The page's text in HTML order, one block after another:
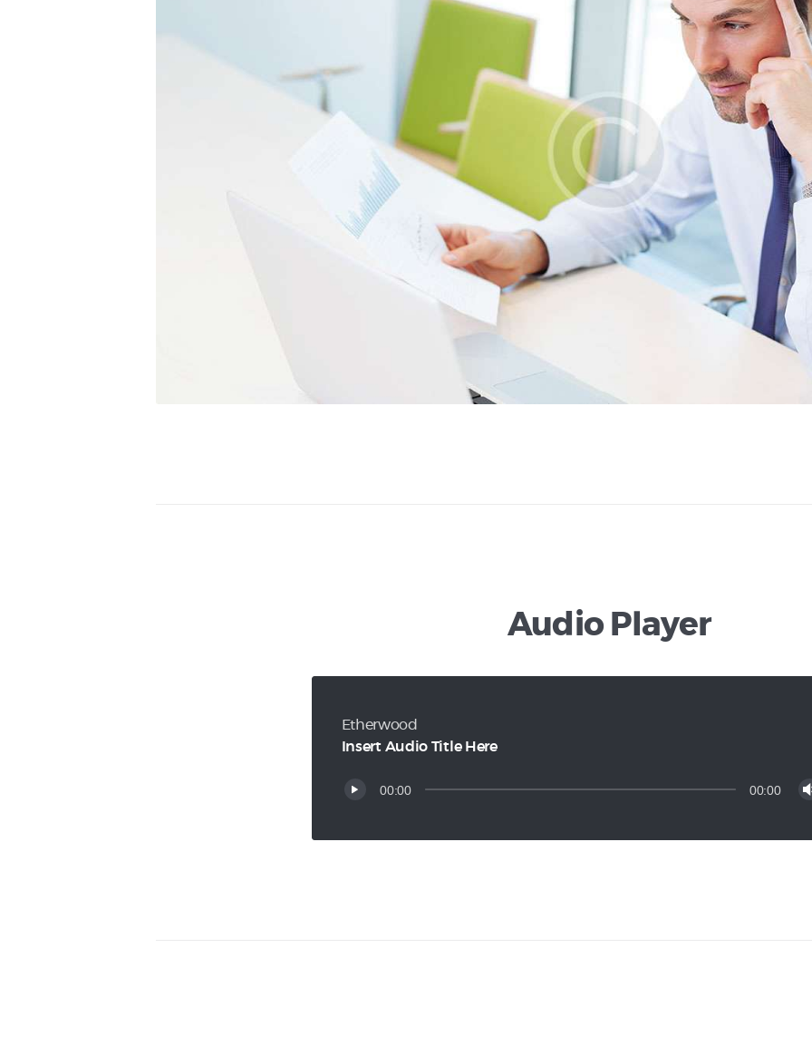
Audio Player
Etherwood
Insert Audio Title Here
00:00 00:00